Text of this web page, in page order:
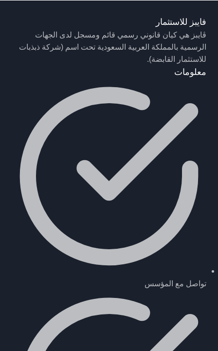
فايبز للاستثمار
ڤايبز هي كيان قانوني رسمي قائم ومسجل لدى الجهات
الرسمية بالمملكة العربية السعودية تحت اسم (شركة ذبذبات
للاستثمار القابضة).
معلومات
تواصل مع المؤسس